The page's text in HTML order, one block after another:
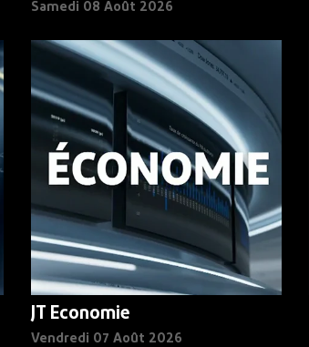
Samedi 08 Août 2026
JT Economie
Vendredi 07 Août 2026